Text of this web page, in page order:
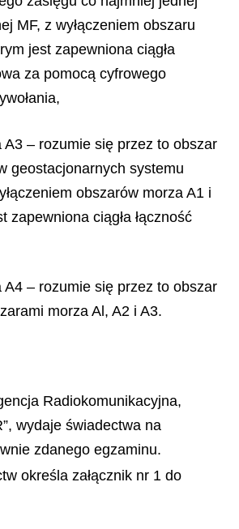
MF, z wyłączeniem obszaru
jest zapewniona ciągła
za pomocą cyfrowego
A3 – rozumie się przez to obszar
geostacjonarnych systemu
obszarów morza A1 i
zapewniona ciągła łączność
A4 – rozumie się przez to obszar
morza Al, A2 i A3.
Radiokomunikacyjna,
wydaje świadectwa na
zdanego egzaminu.
określa załącznik nr 1 do